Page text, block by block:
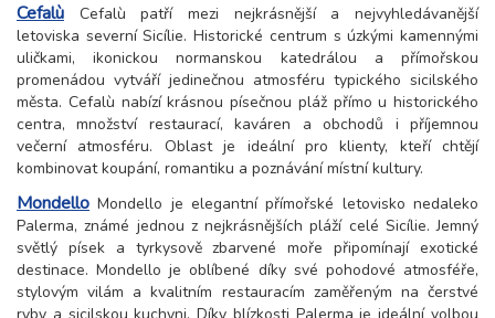
Cefalù Cefalù patří mezi nejkrásnější a nejvyhledávanější
letoviska severní Sicílie. Historické centrum s úzkými kamennými
uličkami, ikonickou normanskou katedrálou a přímořskou
promenádou vytváří jedinečnou atmosféru typického sicilského
města. Cefalù nabízí krásnou písečnou pláž přímo u historického
centra, množství restaurací, kaváren a obchodů i příjemnou
večerní atmosféru. Oblast je ideální pro klienty, kteří chtějí
kombinovat koupání, romantiku a poznávání místní kultury.
Mondello Mondello je elegantní přímořské letovisko nedaleko
Palerma, známé jednou z nejkrásnějších pláží celé Sicílie. Jemný
světlý písek a tyrkysově zbarvené moře připomínají exotické
destinace. Mondello je oblíbené díky své pohodové atmosféře,
stylovým vilám a kvalitním restauracím zaměřeným na čerstvé